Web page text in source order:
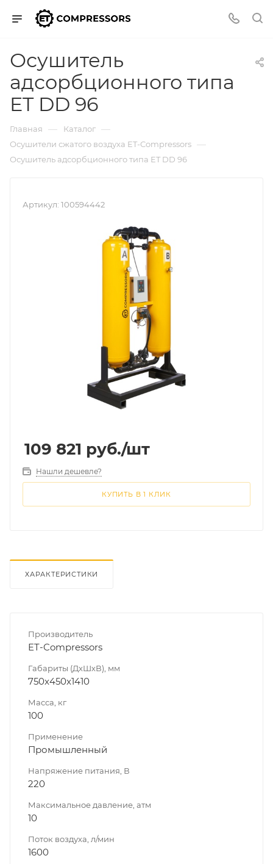
Осушитель
адсорбционного типа
ET DD 96
Главная — Каталог —
Осушители сжатого воздуха ET-Compressors —
Осушитель адсорбционного типа ET DD 96
Артикул: 100594442
109 821 руб./шт
Нашли дешевле?
КУПИТЬ В 1 КЛИК
ХАРАКТЕРИСТИКИ
Производитель
ET-Compressors
Габариты (ДхШхВ), мм
750x450x1410
Масса, кг
100
Применение
Промышленный
Напряжение питания, В
220
Максимальное давление, атм
10
Поток воздуха, л/мин
1600